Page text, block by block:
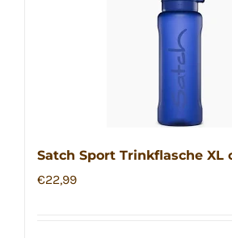
Satch Sport Trinkflasche XL
€22,99